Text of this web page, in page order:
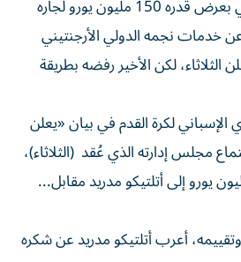
تقدم ريال مدريد الإسباني بعرض قدره 150 مليون يورو لجاره
خدمات نجمه الدولي الأرجنتيني
الثلاثاء، لكن الأخير رفضه بطريقة
لكرة القدم في بيان «يعلن
مجلس إدارته الذي عُقد (الثلاثاء)،
بقيمة 150 مليون يورو إلى أتلتيكو مدريد مقابل...
أعرب أتلتيكو مدريد عن شكره